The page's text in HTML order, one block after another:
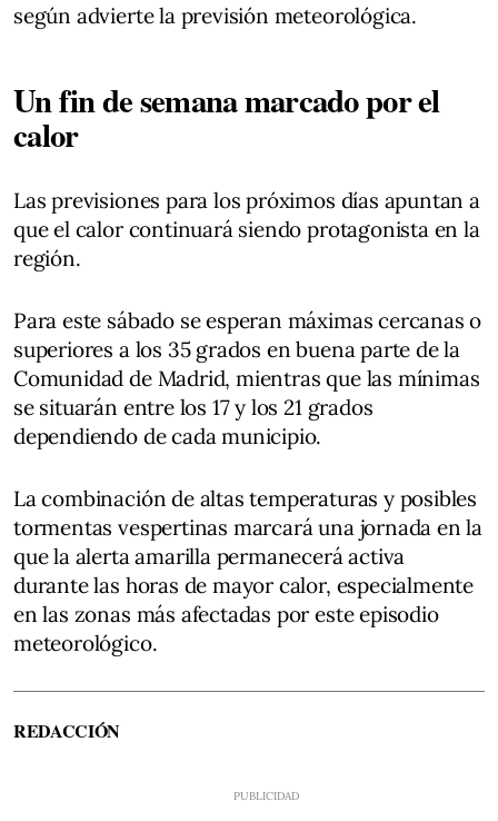
según advierte la previsión meteorológica.
Un fin de semana marcado por el
calor
Las previsiones para los próximos días apuntan a
que el calor continuará siendo protagonista en la
región.
Para este sábado se esperan máximas cercanas o
superiores a los 35 grados en buena parte de la
Comunidad de Madrid, mientras que las mínimas
se situarán entre los 17 y los 21 grados
dependiendo de cada municipio.
La combinación de altas temperaturas y posibles
tormentas vespertinas marcará una jornada en la
que la alerta amarilla permanecerá activa
durante las horas de mayor calor, especialmente
en las zonas más afectadas por este episodio
meteorológico.
REDACCIÓN